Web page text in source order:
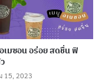
รื่องบดสะอาดกับขั้นตอน
เมซอน อร่อย สดชื่น ฟิ
15, 2023